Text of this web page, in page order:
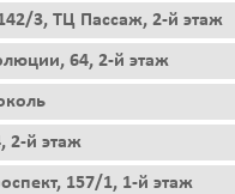
3, ТЦ Пассаж, 2-й этаж
64, 2-й этаж
2-й этаж
157/1, 1-й этаж